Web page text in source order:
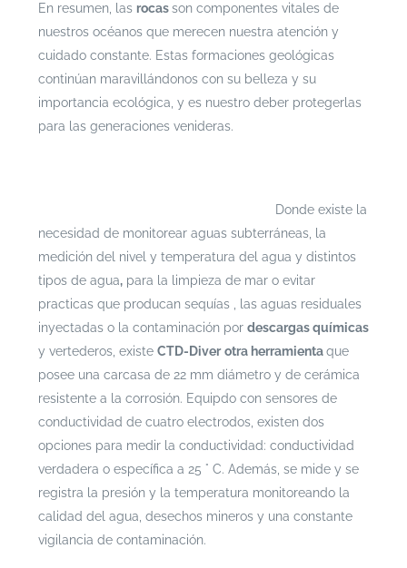
En resumen, las rocasson componentes vitales de
nuestros océanos que merecen nuestra atención y
cuidado constante. Estas formaciones geológicas
continúan maravillándonos con su belleza y su
importancia ecológica, y es nuestro deber protegerlas
para las generaciones venideras.
Donde existe la
necesidad de monitorear aguas subterráneas, la
medición del nivel y temperatura del agua y distintos
tipos de agua,para la limpieza de mar o evitar
practicas que producan sequías , las aguas residuales
inyectadas o la contaminación por descargas químicas
y vertederos, existe CTD-Diver otra herramientaque
posee una carcasa de 22 mm diámetro y de cerámica
resistente a la corrosión. Equipdo con sensores de
conductividad de cuatro electrodos, existen dos
opciones para medir la conductividad: conductividad
verdadera o específica a 25 ° C. Además, se mide y se
registra la presión y la temperatura monitoreando la
calidad del agua, desechos mineros y una constante
vigilancia de contaminación.